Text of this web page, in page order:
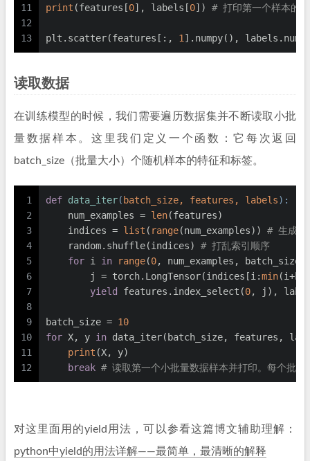
11
12
13
print (features[0], labels[0]) # 打印第一个样本的
plt.scatter(features[:, 1 ].numpy(),
读取数据
在训练模型的时候，我们需要遍历数据集并不断读取小批
量数据样本。这里我们定义一个函数：它每次返回
batch_size（批量大小）个随机样本的特征和标签。
1
2
3
4
5
6
7
8
9
10
11
12
def data_iter( batch_size, features, labels):
    num_examples =
len(features)
    indices =
list ( range(num_examples)) # 生成读
    random.shuffle(indices)
# 打乱索引顺序
for i in range(0, num_examples,
        j = torch.LongTensor(indices[i:
min
yield
features.index_select(0, j),
batch_size = 10
for X, y in data_iter(batch_size, features,
print (X, y)
break # 读取第一个小批量数据样本并打印。每个批
对这里面用的yield用法，可以参看这篇博文辅助理解：
python中yield的用法详解——最简单，最清晰的解释